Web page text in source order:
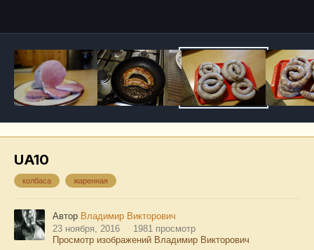
UA10
колбаса жаренная
Автор Владимир Викторович
23 ноября, 2016
1981 просмотр
Просмотр изображений Владимир Викторович